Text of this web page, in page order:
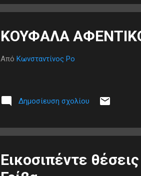
ΚΟΥΦΑΛΑ
Από Κωνσταντίνος Ρο
Δημοσίευση σχολίου
Εικοσιπέντε